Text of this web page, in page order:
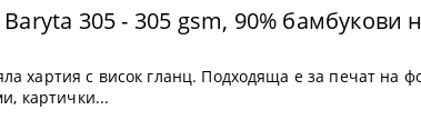
305 - 305 gsm, 90% бамбукови
хартия с висок гланц. Подходяща е за печат на
картички...